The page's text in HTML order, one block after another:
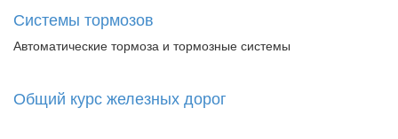
Системы тормозов
Автоматические тормоза и тормозные системы
Общий курс железных дорог